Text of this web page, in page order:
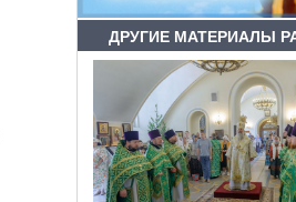
ДРУГИЕ МАТЕРИАЛЫ